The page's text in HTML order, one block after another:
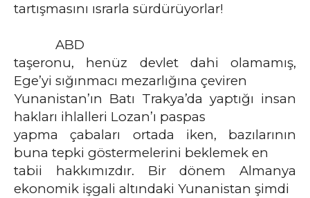
tartışmasını ısrarla sürdürüyorlar!
ABD
taşeronu, henüz devlet dahi olamamış,
Ege’yi sığınmacı mezarlığına çeviren
Yunanistan’ın Batı Trakya’da yaptığı insan
hakları ihlalleri Lozan’ı paspas
yapma çabaları ortada iken, bazılarının
buna tepki göstermelerini beklemek en
tabii hakkımızdır. Bir dönem Almanya
ekonomik işgali altındaki Yunanistan şimdi